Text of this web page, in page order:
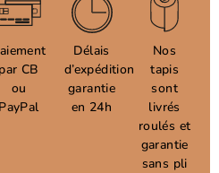
par CB
ou
PayPal
Délais
d’expédition
garantie
en 24h
Nos
tapis
sont
livrés
roulés et
garantie
sans pli